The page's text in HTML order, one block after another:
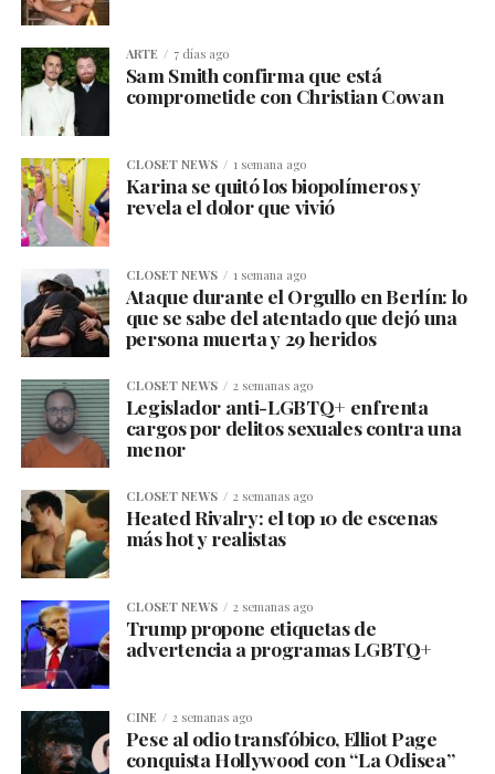
ARTE 7 días ago
Sam Smith confirma que está
comprometide con Christian Cowan
CLOSET NEWS 1 semana ago
Karina se quitó los biopolímeros y
revela el dolor que vivió
CLOSET NEWS 1 semana ago
Ataque durante el Orgullo en Berlín: lo
que se sabe del atentado que dejó una
persona muerta y 29 heridos
CLOSET NEWS 2 semanas ago
Legislador anti-LGBTQ+ enfrenta
cargos por delitos sexuales contra una
menor
CLOSET NEWS 2 semanas ago
Heated Rivalry: el top 10 de escenas
más hot y realistas
CLOSET NEWS 2 semanas ago
Trump propone etiquetas de
advertencia a programas LGBTQ+
CINE 2 semanas ago
Pese al odio transfóbico, Elliot Page
conquista Hollywood con “La Odisea”